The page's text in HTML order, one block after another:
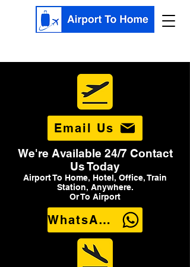
Email Us
We're Available 24/7 Contact
Us Today
Airport To Home, Hotel, Office, Train
Station, Anywhere.
Or To Airport
WhatsApp Us